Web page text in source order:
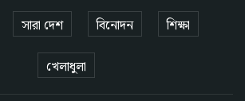
সারা দেশ বিনোদন শিক্ষা
খেলাধুলা